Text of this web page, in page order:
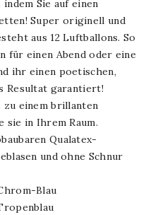
Sie auf einen
Super originell und
aus 12 Luftballons. So
für einen Abend oder eine
ihr einen poetischen,
Resultat garantiert!
zu einem brillanten
sie in Ihrem Raum.
Qualatex-
und ohne Schnur
Blau